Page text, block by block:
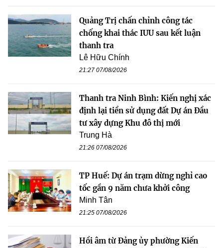
Quảng Trị chấn chỉnh công tác
chống khai thác IUU sau kết luận
thanh tra
Lê Hữu Chính
21:27 07/08/2026
Thanh tra Ninh Bình: Kiến nghị xác
định lại tiền sử dụng đất Dự án Đầu
tư xây dựng Khu đô thị mới
Trung Hà
21:26 07/08/2026
TP Huế: Dự án trạm dừng nghỉ cao
tốc gần 9 năm chưa khởi công
Minh Tân
21:25 07/08/2026
Hồi âm từ Đảng ủy phường Kiến